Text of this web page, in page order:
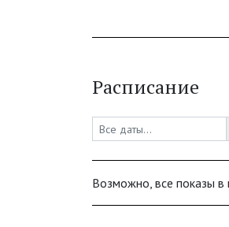
Расписание
Возможно, все показы в